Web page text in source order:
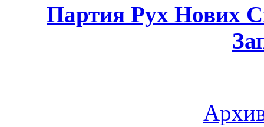
Партия Рух Нових